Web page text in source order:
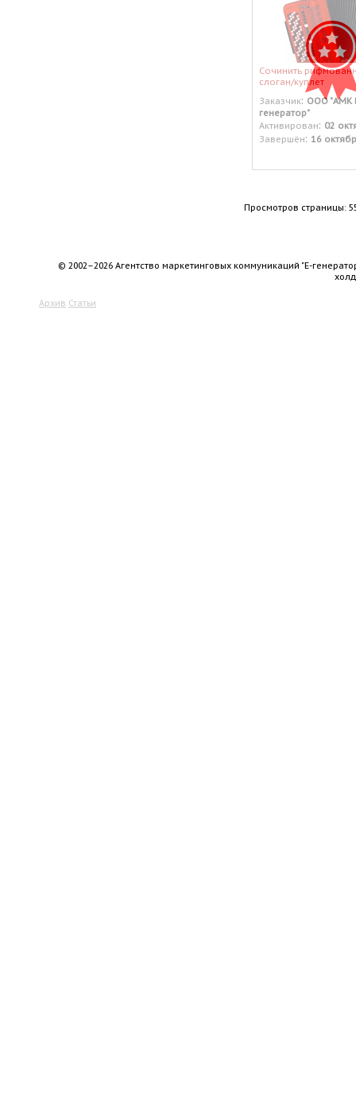
Сочинить
слоган/куплет
Заказчик: ООО "АМК
генератор"
Активирован: 02
Завершён: 16
Просмотров страницы:
© 2002–2026 Агентство маркетинговых коммуникаций "Е-
Архив Статьи